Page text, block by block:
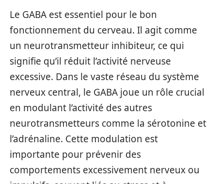
Le GABA est essentiel pour le bon
fonctionnement du cerveau. Il agit comme
un neurotransmetteur inhibiteur, ce qui
signifie qu’il réduit l’activité nerveuse
excessive. Dans le vaste réseau du système
nerveux central, le GABA joue un rôle crucial
en modulant l’activité des autres
neurotransmetteurs comme la sérotonine et
l’adrénaline. Cette modulation est
importante pour prévenir des
comportements excessivement nerveux ou